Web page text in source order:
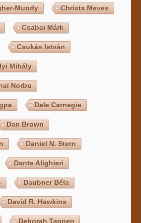
Mundy Christa Meves
Csabai Márk
Csukás István
Mihály
Norbu
Dale Carnegie
Dan Brown
Daniel N. Stern
Dante Alighieri
Daubner Béla
David R. Hawkins
Deborah Tannen